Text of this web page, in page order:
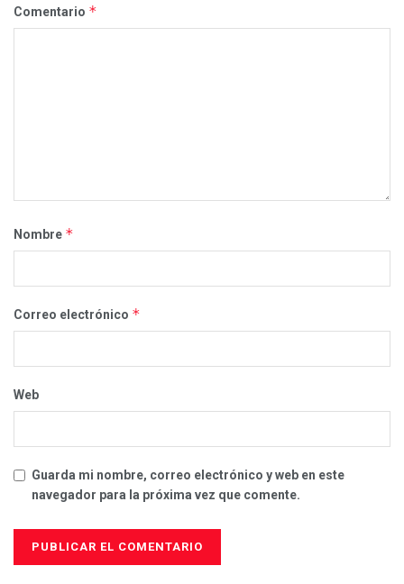
Comentario *
Nombre *
Correo electrónico *
Web
Guarda mi nombre, correo electrónico y web en este
navegador para la próxima vez que comente.